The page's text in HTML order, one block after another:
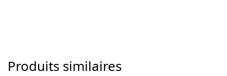
Produits similaires